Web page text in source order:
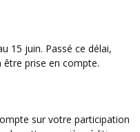
prise en compte.